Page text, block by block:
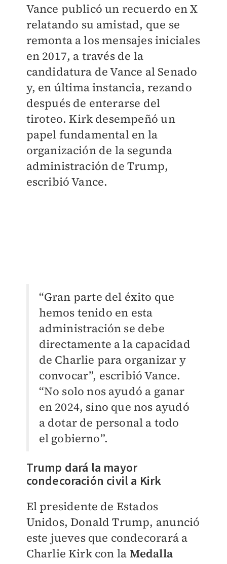
Vance publicó un recuerdo en X
relatando su amistad, que se
remonta a los mensajes iniciales
en 2017, a través de la
candidatura de Vance al Senado
y, en última instancia, rezando
después de enterarse del
tiroteo. Kirk desempeñó un
papel fundamental en la
organización de la segunda
administración de Trump,
escribió Vance.
“Gran parte del éxito que
hemos tenido en esta
administración se debe
directamente a la capacidad
de Charlie para organizar y
convocar”, escribió Vance.
“No solo nos ayudó a ganar
en 2024, sino que nos ayudó
a dotar de personal a todo
el gobierno”.
Trump dará la mayor
condecoración civil a Kirk
El presidente de Estados
Unidos, Donald Trump, anunció
este jueves que condecorará a
Charlie Kirk con la Medalla